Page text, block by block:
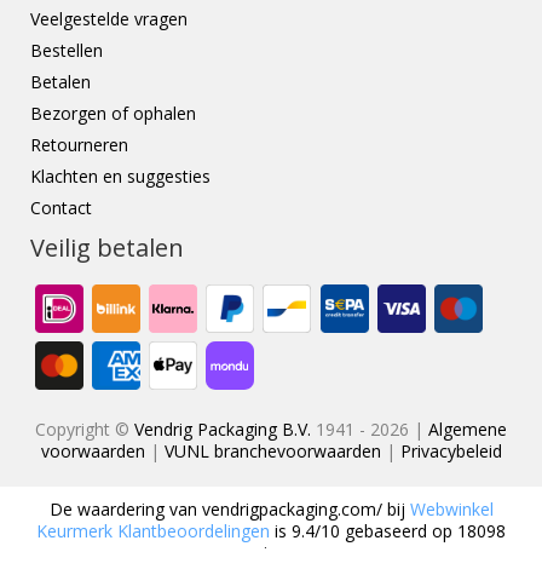
Veelgestelde vragen
Bestellen
Betalen
Bezorgen of ophalen
Retourneren
Klachten en suggesties
Contact
Veilig betalen
Copyright © Vendrig Packaging B.V. 1941 - 2026 | Algemene
voorwaarden | VUNL branchevoorwaarden | Privacybeleid
De waardering van vendrigpackaging.com/bij Webwinkel
Keurmerk Klantbeoordelingen is 9.4/10 gebaseerd op 18098
reviews.